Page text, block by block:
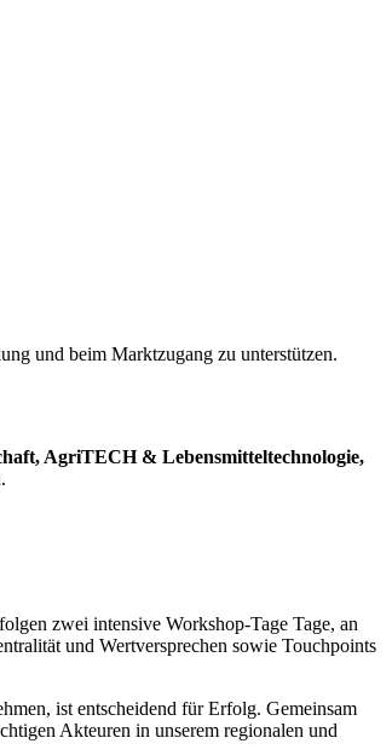
und beim Marktzugang zu unterstützen.
AgriTECH & Lebensmitteltechnologie,
zwei intensive Workshop-Tage Tage, an
und Wertversprechen sowie Touchpoints
ist entscheidend für Erfolg. Gemeinsam
Akteuren in unserem regionalen und